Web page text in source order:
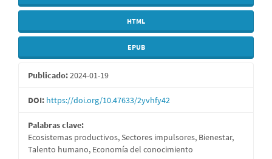
HTML
EPUB
Publicado:2024-01-19
DOI: https://doi.org/10.47633/2yvhfy42
Palabras clave:
Ecosistemas productivos, Sectores impulsores, Bienestar,
Talento humano, Economía del conocimiento